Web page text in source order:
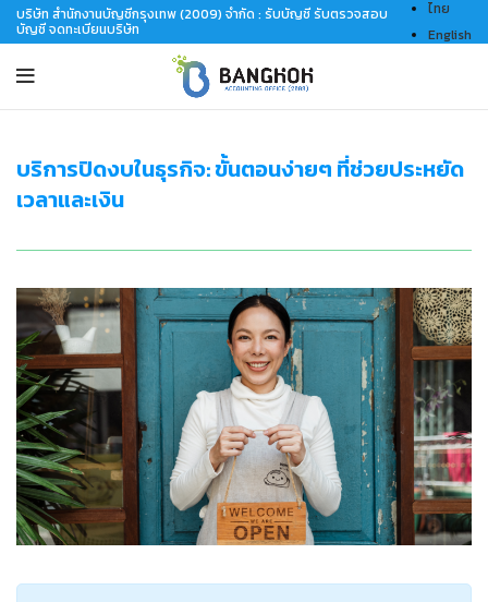
บริษัท สำนักงานบัญชีกรุงเทพ (2009) จำกัด : รับบัญชี รับตรวจสอบ
บัญชี จดทะเบียนบริษัท
ไทย
English
บริการปิดงบในธุรกิจ: ขั้นตอนง่ายๆ ที่ช่วยประหยัด
เวลาและเงิน